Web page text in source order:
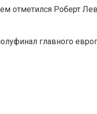
отметился Роберт
главного